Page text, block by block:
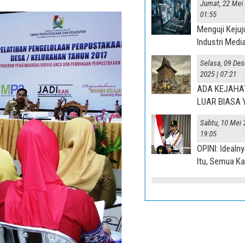
Jumat, 22 Mei
01:55
Menguji
Industri
Selasa, 09
2025 | 07:21
ADA
LUAR BIASA
Sabtu, 10 Mei
19:05
OPINI:
Itu, Semua